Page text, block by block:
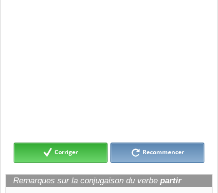
Corriger Recommencer
Remarques sur la conjugaison du verbe partir